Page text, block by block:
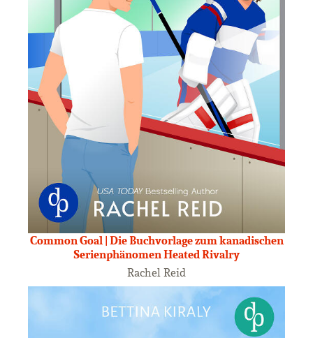
Common Goal | Die Buchvorlage zum kanadischen
Serienphänomen Heated Rivalry
Rachel Reid